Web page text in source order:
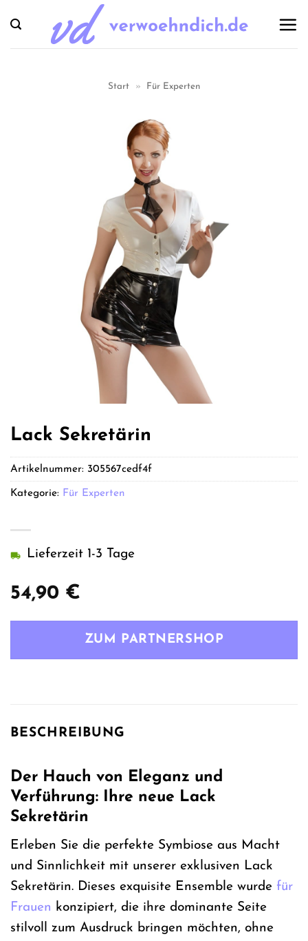
Inhalt
springen
Start » Für Experten
Lack Sekretärin
54,90 €
Lieferzeit 1-3 Tage
ZUM PARTNERSHOP
Artikelnummer: 305567cedf4f
Kategorie: Für Experten
BESCHREIBUNG
Der Hauch von Eleganz und
Verführung: Ihre neue Lack
Sekretärin
Erleben Sie die perfekte Symbiose aus Macht
und Sinnlichkeit mit unserer exklusiven Lack
Sekretärin. Dieses exquisite Ensemble wurde für
Frauen konzipiert, die ihre dominante Seite
stilvoll zum Ausdruck bringen möchten, ohne